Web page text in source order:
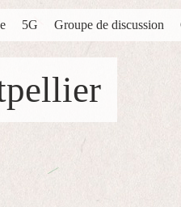
5G Groupe de discussion